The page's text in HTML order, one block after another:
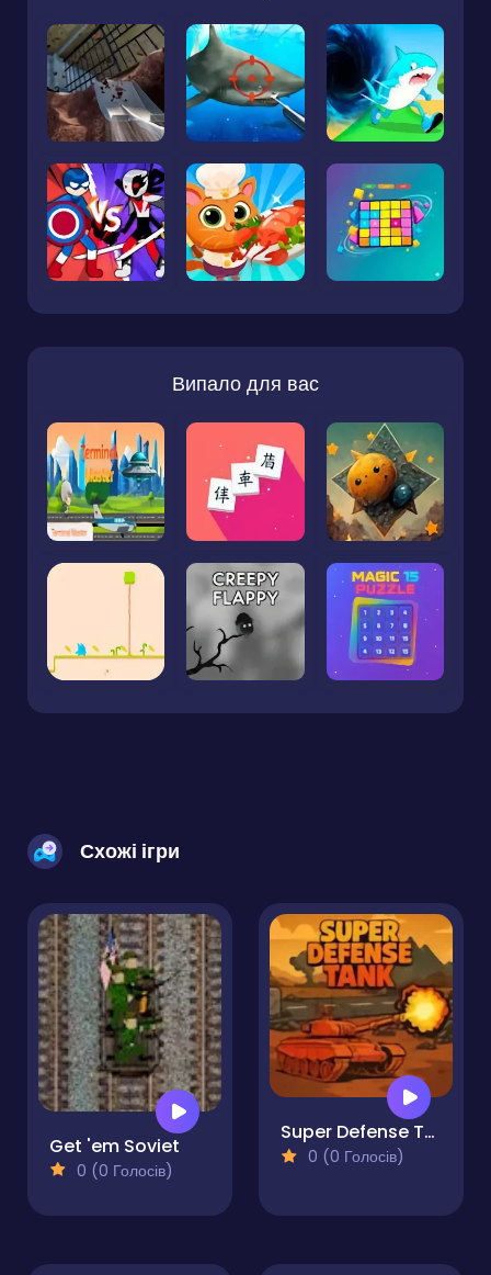
Випало для вас
Схожі ігри
Get 'em Soviet
0 (0 Голосів)
Super Defense Tank
0 (0 Голосів)